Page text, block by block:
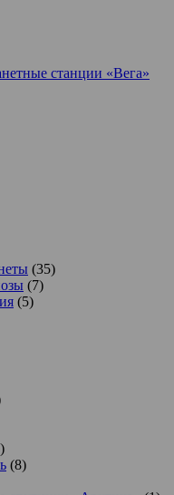
станции «Вега»
(35)
(7)
(5)
(8)